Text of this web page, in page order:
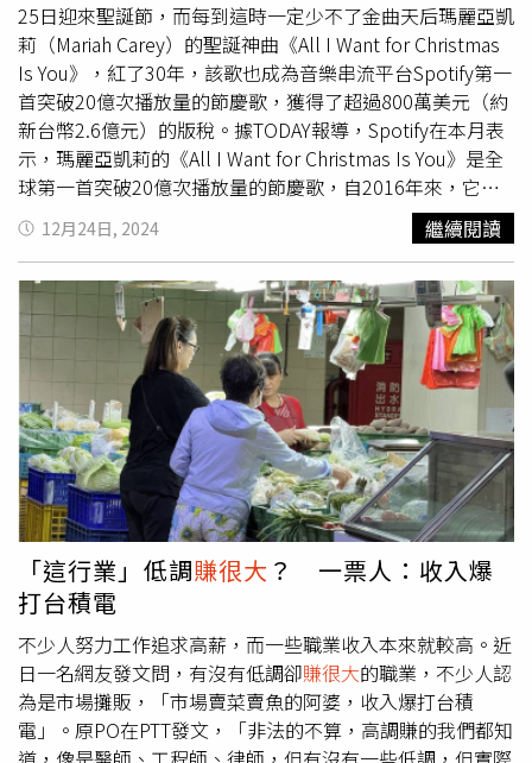
25日迎來聖誕節，而每到這時一定少不了金曲天后瑪麗亞凱
莉（Mariah Carey）的聖誕神曲《All I Want for Christmas
Is You》，紅了30年，該歌也成為音樂串流平台Spotify第一
首突破20億次播放量的節慶歌，獲得了超過800萬美元（約
新台幣2.6億元）的版稅。據TODAY報導，Spotify在本月表
示，瑪麗亞凱莉的《All I Want for Christmas Is You》是全
球第一首突破20億次播放量的節慶歌，自2016年來，它一
直是每年聖誕節全球排名第一的歌。這也讓人好奇，「聖誕
女王」瑪麗亞凱莉每年賺多少錢？據告示牌雜誌估計，瑪麗
亞凱莉在2022年的串流媒體收入達270萬至330萬美元（約
新台幣8830萬到1億多），這不包括其他豐厚的收入，如電
視台的聖誕特別節目。專家表示，這金額其實很難估，主要
是瑪麗亞凱莉的音樂品牌和歌曲發行商合約細節沒公開。伯
克利音樂學院教授霍華德（George Howard）說，該首歌
是一台賺錢機器，估計總收入為400萬美元（約新台幣1.3億
元）。娛樂和智慧財產權律師芝（Natasha Chee）指出，
「無論如何，這都是一大筆錢。」據The Georgia Sun報
導，瑪麗亞凱莉的歌在Spotify賺超過800萬美元（約新台幣
2.6億元）的版稅，而緊追在後的是渾合唱團的《Last
Christmas》，收入為670萬美元（約新台幣2.1億元）。也
有律師事務所估計，《All I Want for Christmas Is You》問
世30年，全球串流媒體和非串流媒體的加總收入可達1.03億
美元（約新台幣33億元）。
12月24日, 2024 繼續閱讀
「這行業」低調賺很大 ？ 一票人：收入爆
打台積電
不少人努力工作追求高薪，而一些職業收入本來就較高。近
日一名網友發文問，有沒有低調卻賺很大的職業，不少人認
為是市場攤販，「市場賣菜賣魚的阿婆，收入爆打台積
電」。原PO在PTT發文，「非法的不算，高調賺的我們都知